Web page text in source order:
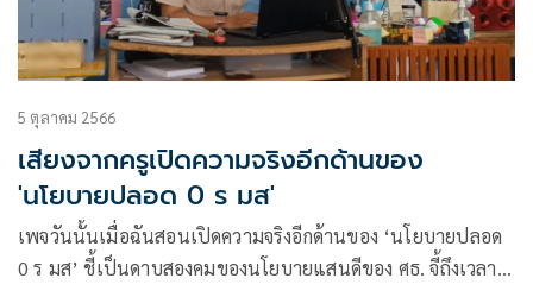
5 ตุลาคม 2566
เสียงจากครูเปิดความจริงอีกด้านของ
'นโยบายปลอด 0 ร มส'
เพจวันนั้นเมื่อฉันสอนเปิดความจริงอีกด้านของ ‘นโยบายปลอด
0 ร มส’ ชี้เป็นดาบสองคมของนโยบายแสนดีของ ศธ. จี้ถึงเวลา